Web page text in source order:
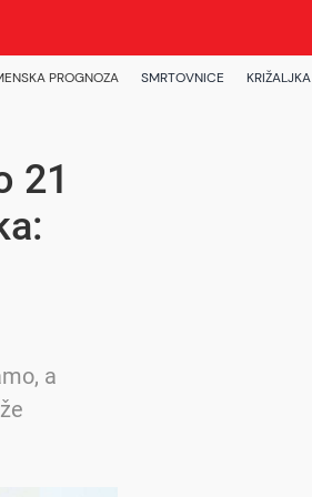
PROGNOZA SMRTOVNICE KRIŽALJKA
21
a